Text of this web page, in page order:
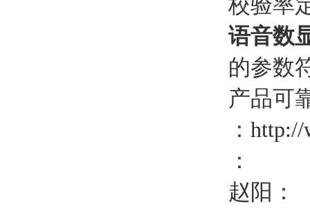
语音数
的参数
产品可
： http://
：
赵阳：